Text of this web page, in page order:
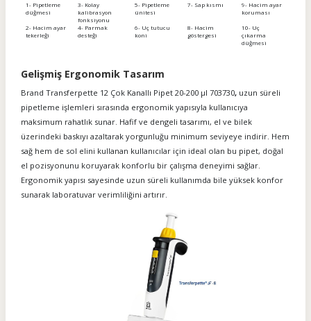
1- Pipetleme
düğmesi
3- Kolay
kalibrasyon
fonksiyonu
5- Pipetleme
ünitesi
7- Sap kısmı
9- Hacim ayar
koruması
2- Hacim ayar
tekerleği
4- Parmak
desteği
6- Uç tutucu
koni
8- Hacim
göstergesi
10- Uç
çıkarma
düğmesi
Gelişmiş Ergonomik Tasarım
Brand Transferpette 12 Çok Kanallı Pipet 20-200 µl 703730, uzun süreli
pipetleme işlemleri sırasında ergonomik yapısıyla kullanıcıya
maksimum rahatlık sunar. Hafif ve dengeli tasarımı, el ve bilek
üzerindeki baskıyı azaltarak yorgunluğu minimum seviyeye indirir. Hem
sağ hem de sol elini kullanan kullanıcılar için ideal olan bu pipet, doğal
el pozisyonunu koruyarak konforlu bir çalışma deneyimi sağlar.
Ergonomik yapısı sayesinde uzun süreli kullanımda bile yüksek konfor
sunarak laboratuvar verimliliğini artırır.